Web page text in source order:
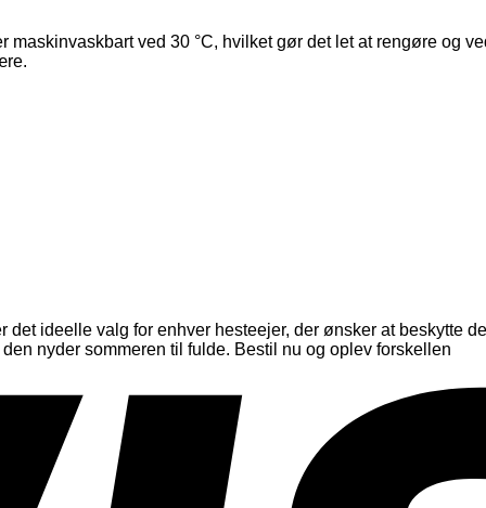
maskinvaskbart ved 30 °C, hvilket gør det let at rengøre og
ideelle valg for enhver hesteejer, der ønsker at beskytte
nyder sommeren til fulde. Bestil nu og oplev forskellen